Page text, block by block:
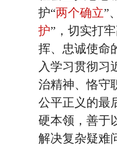
护“两个确立”
护”，切实打
挥、忠诚使命
入学习贯彻习
治精神、恪守
公平正义的最
硬本领，善于
解决复杂疑难